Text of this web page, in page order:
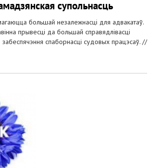
супольнасць
большай незалежнасці для адвакатаў.
прывесці да большай справядлівасці
забеспячэння спаборнасці судовых працэсаў. //